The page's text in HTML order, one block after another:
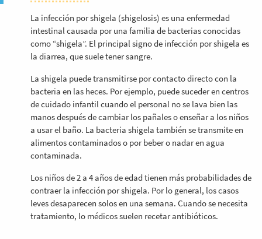
La infección por shigela (shigelosis) es una enfermedad
intestinal causada por una familia de bacterias conocidas
como “shigela”. El principal signo de infección por shigela es
la diarrea, que suele tener sangre.
La shigela puede transmitirse por contacto directo con la
bacteria en las heces. Por ejemplo, puede suceder en centros
de cuidado infantil cuando el personal no se lava bien las
manos después de cambiar los pañales o enseñar a los niños
a usar el baño. La bacteria shigela también se transmite en
alimentos contaminados o por beber o nadar en agua
contaminada.
Los niños de 2 a 4 años de edad tienen más probabilidades de
contraer la infección por shigela. Por lo general, los casos
leves desaparecen solos en una semana. Cuando se necesita
tratamiento, lo médicos suelen recetar antibióticos.